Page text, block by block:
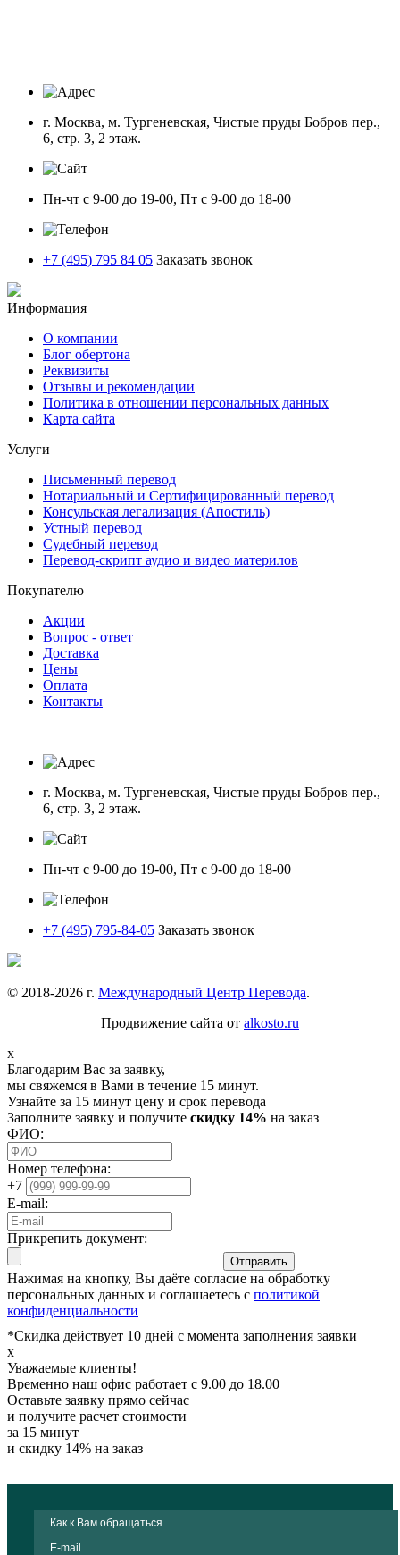
г. Москва, м. Тургеневская, Чистые пруды Бобров пер.,
6, стр. 3, 2 этаж.
Пн-чт с 9-00 до 19-00, Пт с 9-00 до 18-00
+7 (495) 795 84 05 Заказать звонок
Информация
О компании
Блог обертона
Реквизиты
Отзывы и рекомендации
Политика в отношении персональных данных
Карта сайта
Услуги
Письменный перевод
Нотариальный и Сертифицированный перевод
Консульская легализация (Апостиль)
Устный перевод
Судебный перевод
Перевод-скрипт аудио и видео материлов
Покупателю
Акции
Вопрос - ответ
Доставка
Цены
Оплата
Контакты
г. Москва, м. Тургеневская, Чистые пруды Бобров пер.,
6, стр. 3, 2 этаж.
Пн-чт с 9-00 до 19-00, Пт с 9-00 до 18-00
+7 (495) 795-84-05 Заказать звонок
© 2018-2026 г. Международный Центр Перевода.
Продвижение сайта от alkosto.ru
x
Благодарим Вас за заявку,
мы свяжемся в Вами в течение 15 минут.
Узнайте за 15 минут цену и срок перевода
Заполните заявку и получите скидку 14% на заказ
ФИО:
Номер телефона:
+7
E-mail:
Прикрепить документ:
Отправить
Нажимая на кнопку, Вы даёте согласие на обработку
персональных данных и соглашаетесь с политикой
конфиденциальности
*Скидка действует 10 дней с момента заполнения заявки
x
Уважаемые клиенты!
Временно наш офис работает с 9.00 до 18.00
Оставьте заявку прямо сейчас
и получите расчет стоимости
за 15 минут
и скидку 14% на заказ